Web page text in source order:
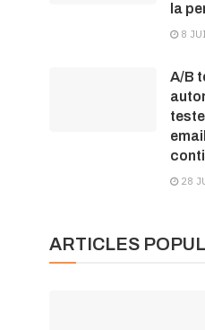
la
8
A/B
28
ARTICLES